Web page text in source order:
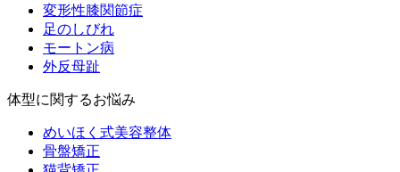
変形性膝関節症
足のしびれ
モートン病
外反母趾
体型に関するお悩み
めいほく式美容整体
骨盤矯正